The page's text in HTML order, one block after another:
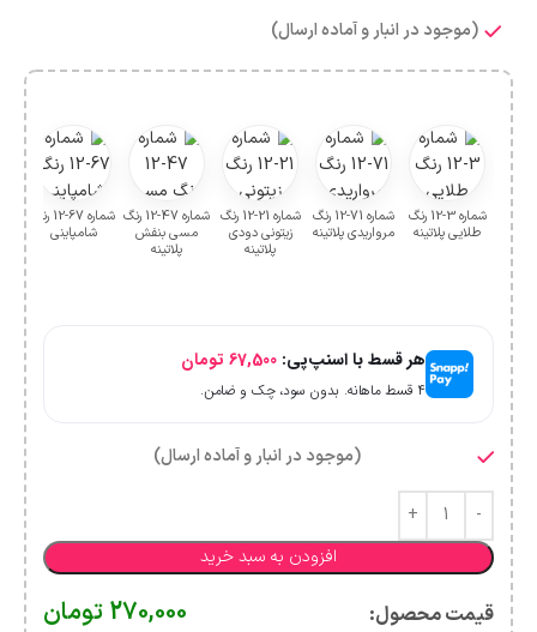
(موجود در انبار و آماده ارسال)
شماره 3-12 رنگ
طلایی پلاتینه
شماره 71-12 رنگ
مرواریدی پلاتینه
شماره 21-12 رنگ
زیتونی دودی
پلاتینه
شماره 47-12 رنگ
مسی بنفش
پلاتینه
شماره 67-12 رنگ
شامپاینی
هر قسط با اسنپ‌پی: 67,500 تومان
۴ قسط ماهانه. بدون سود، چک و ضامن.
(موجود در انبار و آماده ارسال)
افزودن به سبد خرید
قیمت محصول:​ 270,000 تومان